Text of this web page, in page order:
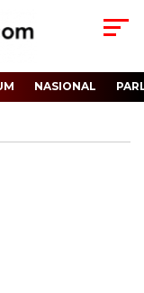
NASIONAL